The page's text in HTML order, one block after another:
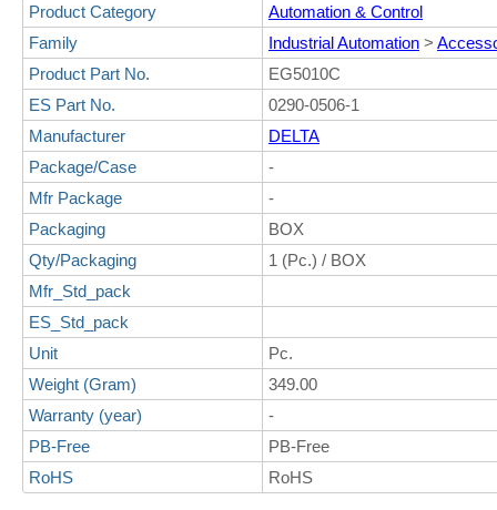
Product Category
Automation & Control
Family
Industrial Automation >
Product Part No.
EG5010C
ES Part No.
0290-0506-1
Manufacturer
DELTA
Package/Case
-
Mfr Package
-
Packaging
BOX
Qty/Packaging
1 (Pc.) / BOX
Mfr_Std_pack
ES_Std_pack
Unit
Pc.
Weight (Gram)
349.00
Warranty (year)
-
PB-Free
PB-Free
RoHS
RoHS